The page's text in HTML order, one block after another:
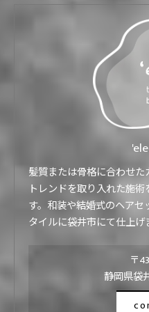
髪質または骨格に合わせ
トレンドを取り入れた施
す。和装や結婚式のヘア
タイルに袋井市にて仕上げ
〒
静岡県袋